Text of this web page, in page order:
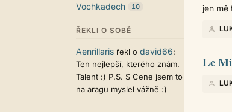
Vochkadech 10
ŘEKLI O SOBĚ
Aenrillaris řekl o david66:
Ten nejlepší, kterého znám.
Talent :) P.S. S Cene jsem to
na aragu myslel vážně :)
jen
Le